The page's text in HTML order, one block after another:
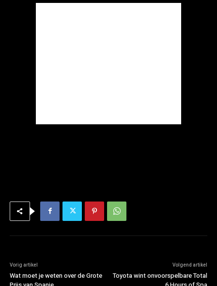
Vorig artikel
Wat moet je weten over de Grote
Volgend artikel
Toyota wint onvoorspelbare Total